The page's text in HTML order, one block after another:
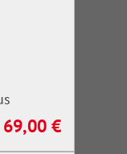
Regulärer Preis:
69,00 €